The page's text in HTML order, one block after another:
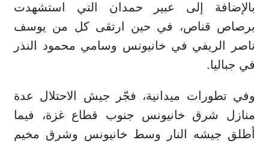
بالإضافة إلى عبير حمدان التي استشهدت
برصاص قناص، في حين ارتقى كل من يوسف
ناصر الريفي في خانيونس وسامي محمود النذر
في جباليا.
وفي تطورات ميدانية، فجّر جيش الاحتلال عدة
منازل شرق خانيونس جنوب قطاع غزة، فيما
أطلق جيشه النار وسط خانيونس وشرق مخيم